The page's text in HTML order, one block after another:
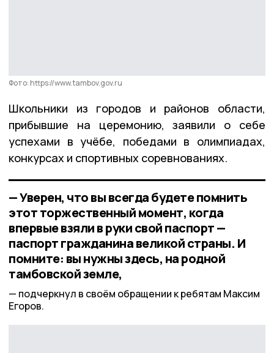
Фото: https://www.tambov.gov.ru
Школьники из городов и районов области,
прибывшие на церемонию, заявили о себе
успехами в учёбе, победами в олимпиадах,
конкурсах и спортивных соревнованиях.
— Уверен, что вы всегда будете помнить
этот торжественный момент, когда
впервые взяли в руки свой паспорт —
паспорт гражданина великой страны. И
помните: вы нужны здесь, на родной
тамбовской земле,
подчеркнул в своём обращении к ребятам Максим
Егоров.